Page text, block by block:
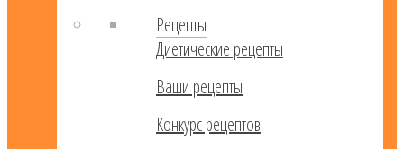
Рецепты
Диетические рецепты
Ваши рецепты
Конкурс рецептов